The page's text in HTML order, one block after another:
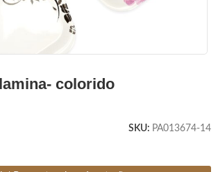
colorido
SKU: PA013674-14